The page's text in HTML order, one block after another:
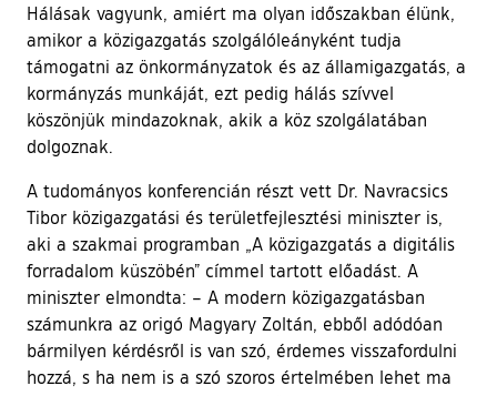
Hálásak vagyunk, amiért ma olyan időszakban élünk,
amikor a közigazgatás szolgálóleányként tudja
támogatni az önkormányzatok és az államigazgatás, a
kormányzás munkáját, ezt pedig hálás szívvel
köszönjük mindazoknak, akik a köz szolgálatában
dolgoznak.
A tudományos konferencián részt vett Dr. Navracsics
Tibor közigazgatási és területfejlesztési miniszter is,
aki a szakmai programban „A közigazgatás a digitális
forradalom küszöbén” címmel tartott előadást. A
miniszter elmondta: – A modern közigazgatásban
számunkra az origó Magyary Zoltán, ebből adódóan
bármilyen kérdésről is van szó, érdemes visszafordulni
hozzá, s ha nem is a szó szoros értelmében lehet ma